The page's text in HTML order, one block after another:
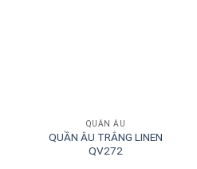
QUẦN ÂU
QUẦN ÂU TRẮNG LINEN
QV272